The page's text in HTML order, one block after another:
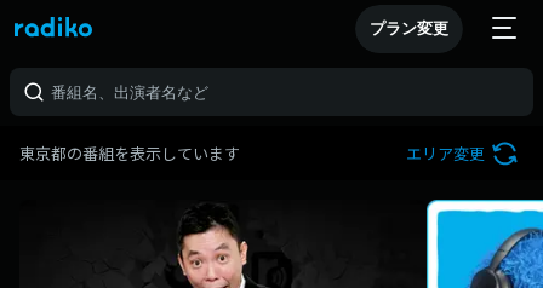
プラン変更
東京都の番組を表示しています エリア変更